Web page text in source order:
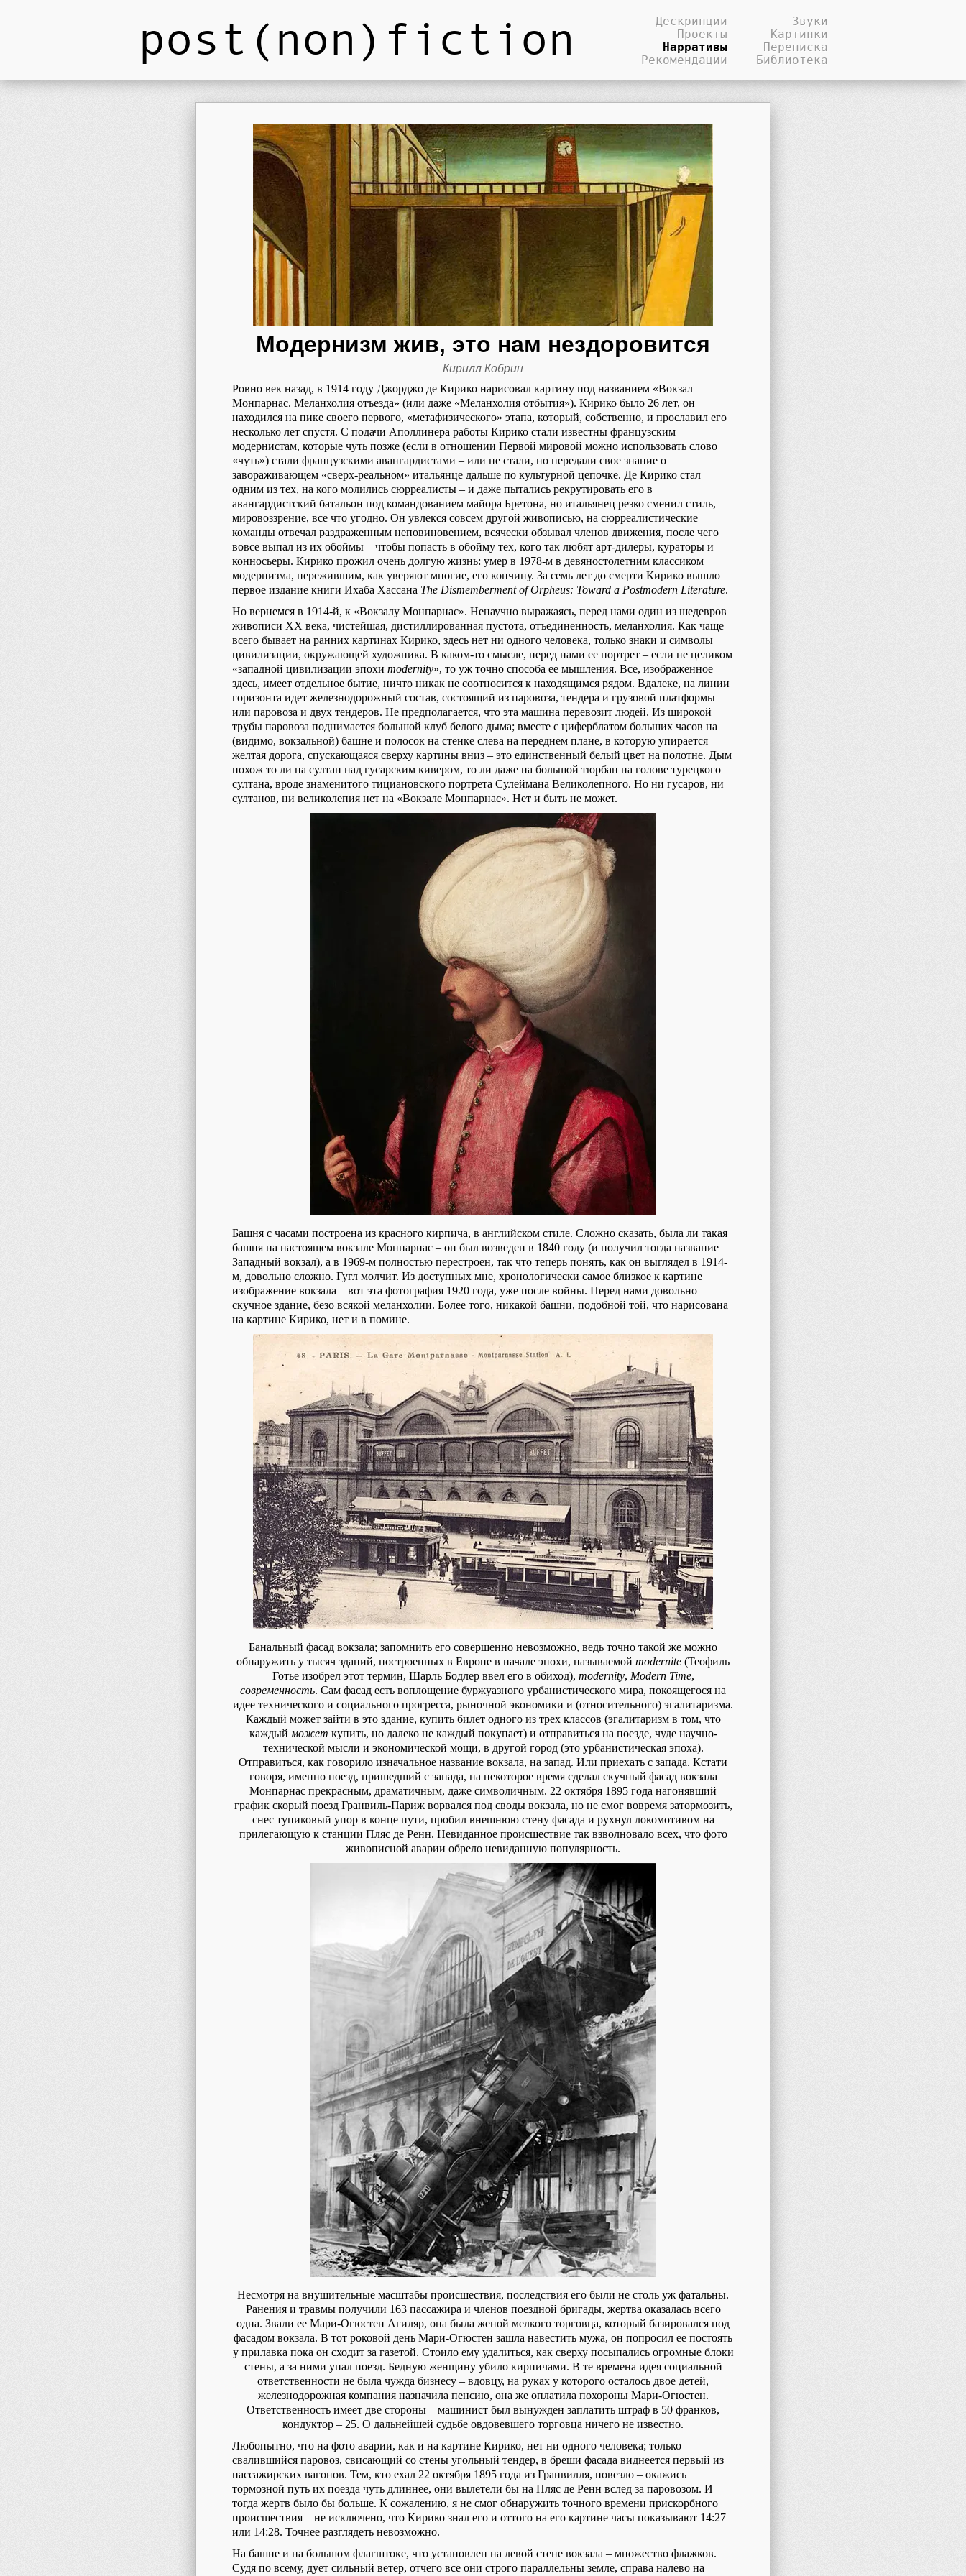
post(non)fiction
Дескрипции
Проекты
Нарративы
Рекомендации
Звуки
Картинки
Переписка
Библиотека
Модернизм жив, это нам нездоровится
Кирилл Кобрин
Ровно век назад, в 1914 году Джорджо де Кирико нарисовал картину под названием «Вокзал
Монпарнас. Меланхолия отъезда» (или даже «Меланхолия отбытия»). Кирико было 26 лет, он
находился на пике своего первого, «метафизического» этапа, который, собственно, и прославил его
несколько лет спустя. С подачи Аполлинера работы Кирико стали известны французским
модернистам, которые чуть позже (если в отношении Первой мировой можно использовать слово
«чуть») стали французскими авангардистами – или не стали, но передали свое знание о
завораживающем «сверх-реальном» итальянце дальше по культурной цепочке. Де Кирико стал
одним из тех, на кого молились сюрреалисты – и даже пытались рекрутировать его в
авангардистский батальон под командованием майора Бретона, но итальянец резко сменил стиль,
мировоззрение, все что угодно. Он увлекся совсем другой живописью, на сюрреалистические
команды отвечал раздраженным неповиновением, всячески обзывал членов движения, после чего
вовсе выпал из их обоймы – чтобы попасть в обойму тех, кого так любят арт-дилеры, кураторы и
конносьеры. Кирико прожил очень долгую жизнь: умер в 1978-м в девяностолетним классиком
модернизма, пережившим, как уверяют многие, его кончину. За семь лет до смерти Кирико вышло
первое издание книги Ихаба Хассана The Dismemberment of Orpheus: Toward a Postmodern Literature.
Но вернемся в 1914-й, к «Вокзалу Монпарнас». Ненаучно выражаясь, перед нами один из шедевров
живописи XX века, чистейшая, дистиллированная пустота, отъединенность, меланхолия. Как чаще
всего бывает на ранних картинах Кирико, здесь нет ни одного человека, только знаки и символы
цивилизации, окружающей художника. В каком-то смысле, перед нами ее портрет – если не целиком
«западной цивилизации эпохи modernity», то уж точно способа ее мышления. Все, изображенное
здесь, имеет отдельное бытие, ничто никак не соотносится к находящимся рядом. Вдалеке, на линии
горизонта идет железнодорожный состав, состоящий из паровоза, тендера и грузовой платформы –
или паровоза и двух тендеров. Не предполагается, что эта машина перевозит людей. Из широкой
трубы паровоза поднимается большой клуб белого дыма; вместе с циферблатом больших часов на
(видимо, вокзальной) башне и полосок на стенке слева на переднем плане, в которую упирается
желтая дорога, спускающаяся сверху картины вниз – это единственный белый цвет на полотне. Дым
похож то ли на султан над гусарским кивером, то ли даже на большой тюрбан на голове турецкого
султана, вроде знаменитого тициановского портрета Сулеймана Великолепного. Но ни гусаров, ни
султанов, ни великолепия нет на «Вокзале Монпарнас». Нет и быть не может.
Башня с часами построена из красного кирпича, в английском стиле. Сложно сказать, была ли такая
башня на настоящем вокзале Монпарнас – он был возведен в 1840 году (и получил тогда название
Западный вокзал), а в 1969-м полностью перестроен, так что теперь понять, как он выглядел в 1914-
м, довольно сложно. Гугл молчит. Из доступных мне, хронологически самое близкое к картине
изображение вокзала – вот эта фотография 1920 года, уже после войны. Перед нами довольно
скучное здание, безо всякой меланхолии. Более того, никакой башни, подобной той, что нарисована
на картине Кирико, нет и в помине.
Банальный фасад вокзала; запомнить его совершенно невозможно, ведь точно такой же можно
обнаружить у тысяч зданий, построенных в Европе в начале эпохи, называемой modernite (Теофиль
Готье изобрел этот термин, Шарль Бодлер ввел его в обиход), modernity, Modern Time,
современность. Сам фасад есть воплощение буржуазного урбанистического мира, покоящегося на
идее технического и социального прогресса, рыночной экономики и (относительного) эгалитаризма.
Каждый может зайти в это здание, купить билет одного из трех классов (эгалитаризм в том, что
каждый может купить, но далеко не каждый покупает) и отправиться на поезде, чуде научно-
технической мысли и экономической мощи, в другой город (это урбанистическая эпоха).
Отправиться, как говорило изначальное название вокзала, на запад. Или приехать с запада. Кстати
говоря, именно поезд, пришедший с запада, на некоторое время сделал скучный фасад вокзала
Монпарнас прекрасным, драматичным, даже символичным. 22 октября 1895 года нагонявший
график скорый поезд Гранвиль-Париж ворвался под своды вокзала, но не смог вовремя затормозить,
снес тупиковый упор в конце пути, пробил внешнюю стену фасада и рухнул локомотивом на
прилегающую к станции Пляс де Ренн. Невиданное происшествие так взволновало всех, что фото
живописной аварии обрело невиданную популярность.
Несмотря на внушительные масштабы происшествия, последствия его были не столь уж фатальны.
Ранения и травмы получили 163 пассажира и членов поездной бригады, жертва оказалась всего
одна. Звали ее Мари-Огюстен Агиляр, она была женой мелкого торговца, который базировался под
фасадом вокзала. В тот роковой день Мари-Огюстен зашла навестить мужа, он попросил ее постоять
у прилавка пока он сходит за газетой. Стоило ему удалиться, как сверху посыпались огромные блоки
стены, а за ними упал поезд. Бедную женщину убило кирпичами. В те времена идея социальной
ответственности не была чужда бизнесу – вдовцу, на руках у которого осталось двое детей,
железнодорожная компания назначила пенсию, она же оплатила похороны Мари-Огюстен.
Ответственность имеет две стороны – машинист был вынужден заплатить штраф в 50 франков,
кондуктор – 25. О дальнейшей судьбе овдовевшего торговца ничего не известно.
Любопытно, что на фото аварии, как и на картине Кирико, нет ни одного человека; только
свалившийся паровоз, свисающий со стены угольный тендер, в бреши фасада виднеется первый из
пассажирских вагонов. Тем, кто ехал 22 октября 1895 года из Гранвилля, повезло – окажись
тормозной путь их поезда чуть длиннее, они вылетели бы на Пляс де Ренн вслед за паровозом. И
тогда жертв было бы больше. К сожалению, я не смог обнаружить точного времени прискорбного
происшествия – не исключено, что Кирико знал его и оттого на его картине часы показывают 14:27
или 14:28. Точнее разглядеть невозможно.
На башне и на большом флагштоке, что установлен на левой стене вокзала – множество флажков.
Судя по всему, дует сильный ветер, отчего все они строго параллельны земле, справа налево на